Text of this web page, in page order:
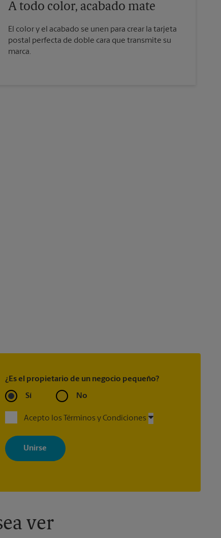
A todo color, acabado mate
El color y el acabado se unen para crear la tarjeta
postal perfecta de doble cara que transmite su
marca.
¿Es el propietario de un negocio pequeño?
Sí No
Acepto los Términos y Condiciones
Al registrarse, acepta recibir correos electrónicos de The UPS Store
con noticias, ofertas especiales, promociones y mensajes
adaptados a sus intereses. Puede darse de baja en cualquier
momento. Para más información, consulte nuestra política de
información, contacte al centro The UPS Store en su ciudad.
ver